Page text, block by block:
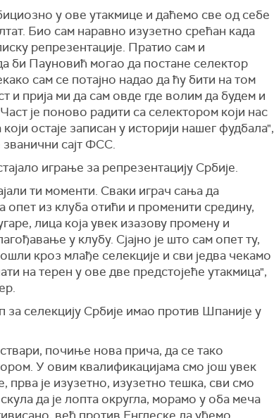
у ове утакмице и даћемо све од себе
Био сам наравно изузетно срећан када
репрезентације. Пратио сам и
би Пауновић могао да постане селектор
сам се потајно надао да ћу бити на том
и прија ми да сам овде где волим да будем и
је поново радити са селектором који нас
који остаје записан у историји нашег фудбала",
званични сајт ФСС.
играње за репрезентацију Србије.
ти моменти. Сваки играч сања да
опет из клуба отићи и променити средину,
лица која увек изазову промену и
у клубу. Сјајно је што сам опет ту,
кроз млађе селекције и сви једва чекамо
на терен у ове две предстојеће утакмица",
за селекцију Србије имао против Шпаније у
почиње нова прича, да се тако
У овим квалификацијама смо још увек
је изузетно, изузетно тешка, сви смо
да је лопта округла, морамо у оба меча